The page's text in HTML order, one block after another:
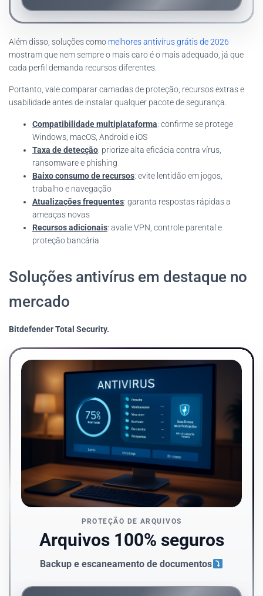
Além disso, soluções como melhores antivírus grátis de 2026
mostram que nem sempre o mais caro é o mais adequado, já que
cada perfil demanda recursos diferentes.
Portanto, vale comparar camadas de proteção, recursos extras e
usabilidade antes de instalar qualquer pacote de segurança.
Compatibilidade multiplataforma: confirme se protege
Windows, macOS, Android e iOS
Taxa de detecção: priorize alta eficácia contra vírus,
ransomware e phishing
Baixo consumo de recursos: evite lentidão em jogos,
trabalho e navegação
Atualizações frequentes: garanta respostas rápidas a
ameaças novas
Recursos adicionais: avalie VPN, controle parental e
proteção bancária
Soluções antivírus em destaque no
mercado
Bitdefender Total Security.
PROTEÇÃO DE ARQUIVOS
Arquivos 100% seguros
Backup e escaneamento de documentos